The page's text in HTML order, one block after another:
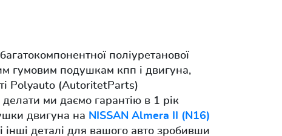
поліуретанової
гумовим подушкам кпп і двигуна,
Polyauto (AutoritetParts)
делати ми даємо гарантію в 1 рік
двигуна на NISSAN Almera II (N16)
інші деталі для вашого авто зробивши